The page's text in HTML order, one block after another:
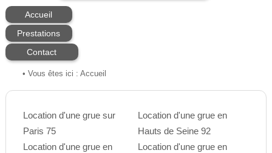
Accueil
Prestations
Contact
• Vous êtes ici : Accueil
Location d'une grue sur
Paris 75
Location d'une grue en
Location d'une grue en
Hauts de Seine 92
Location d'une grue en